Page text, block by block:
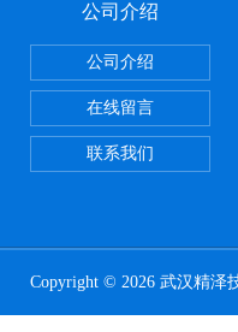
公司介绍
公司介绍
在线留言
联系我们
Copyright © 2026 武汉精泽